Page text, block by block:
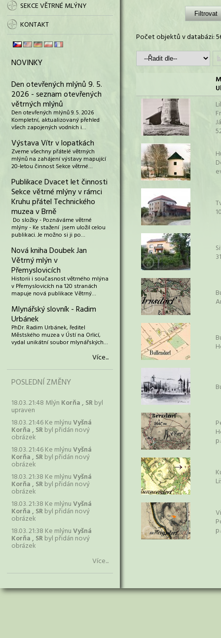
SEKCE VĚTRNÉ MLÝNY
KONTAKT
NOVINKY
Den otevřených mlýnů 9. 5.
2026 - seznam otevřených
větrných mlýnů
Den otevřených mlýnů 9. 5. 2026
Kompletní, aktualizovaný přehled
všech zapojených vodních i…
Výstava Vítr v lopatkách
Zveme všechny přátelé větrných
mlýnů na zahájení výstavy mapující
20-letou činnost Sekce větrné…
Publikace Dvacet let činnosti
Sekce větrné mlýny v rámci
Kruhu přátel Technického
muzea v Brně
Do složky - Poznáváme větrné
mlýny - Ke stažení jsem uložil celou
publikaci. Je možno si ji po…
Nová kniha Doubek Jan
Větrný mlýn v
Přemyslovicích
Historii i současnost větrného mlýna
v Přemyslovicích na 120 stranách
mapuje nová publikace Větrný…
Mlynářský slovník - Radim
Urbánek
PhDr. Radim Urbánek, ředitel
Městského muzea v Ústí na Orlicí,
vydal unikátní soubor mlynářských…
Více...
POSLEDNÍ ZMĚNY
18.03. 21:48 Mlýn Korňa , SRbyl
upraven
18.03. 21:46 Ke mlýnuVyšná
Korňa , SRbyl přidán nový
obrázek
18.03. 21:46 Ke mlýnuVyšná
Korňa , SRbyl přidán nový
obrázek
18.03. 21:38 Ke mlýnuVyšná
Korňa , SRbyl přidán nový
obrázek
18.03. 21:38 Ke mlýnuVyšná
Korňa , SRbyl přidán nový
obrázek
18.03. 21:38 Ke mlýnuVyšná
Korňa , SRbyl přidán nový
obrázek
Více...
Počet objektů v databázi: